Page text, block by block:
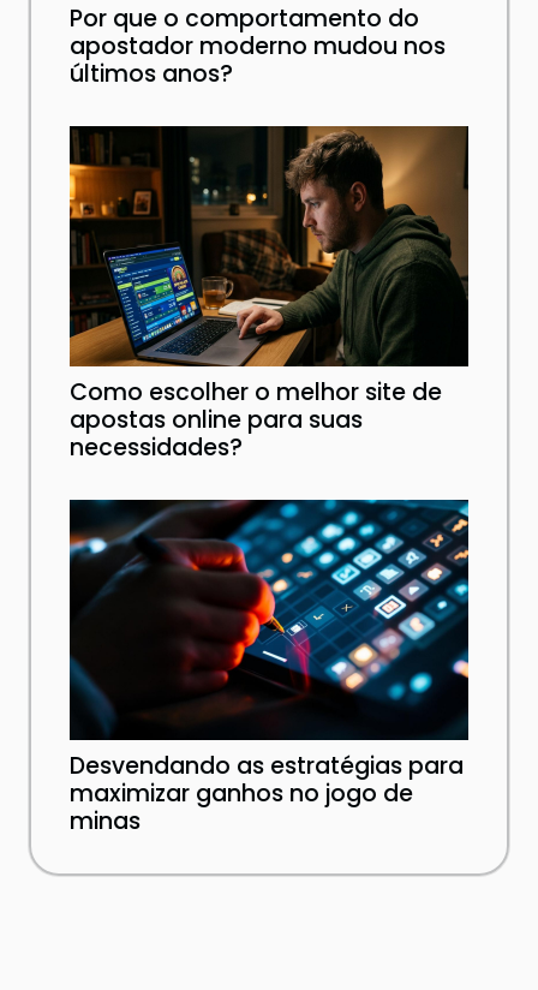
Por que o comportamento do
apostador moderno mudou nos
últimos anos?
Como escolher o melhor site de
apostas online para suas
necessidades?
Desvendando as estratégias para
maximizar ganhos no jogo de
minas